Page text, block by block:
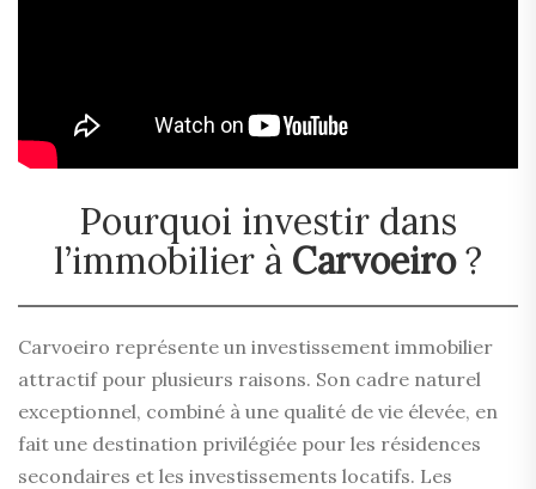
Pourquoi investir dans
l’immobilier à Carvoeiro?
Carvoeiro représente un investissement immobilier
attractif pour plusieurs raisons. Son cadre naturel
exceptionnel, combiné à une qualité de vie élevée, en
fait une destination privilégiée pour les résidences
secondaires et les investissements locatifs. Les